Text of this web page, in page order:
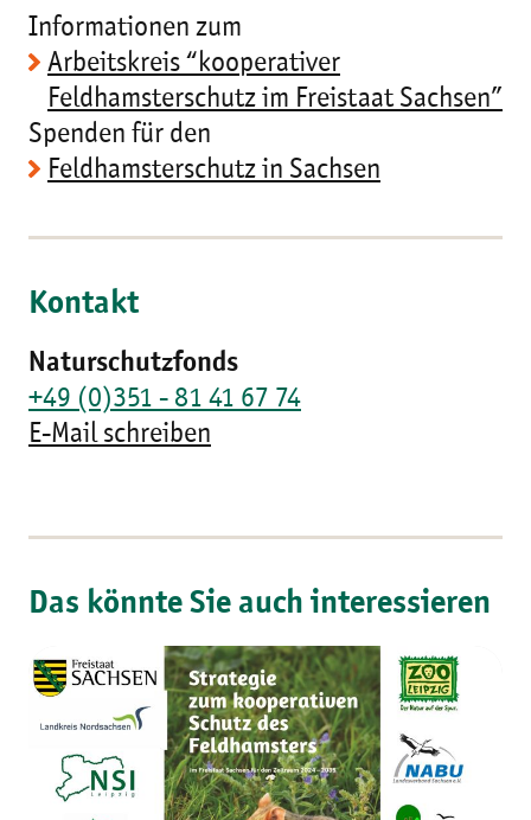
Informationen zum
Arbeitskreis “kooperativer
Feldhamsterschutz im Freistaat Sachsen”
Spenden für den
Feldhamsterschutz in Sachsen
Kontakt
Naturschutzfonds
+49 (0)351 - 81 41 67 74
E-Mail schreiben
Das könnte Sie auch interessieren